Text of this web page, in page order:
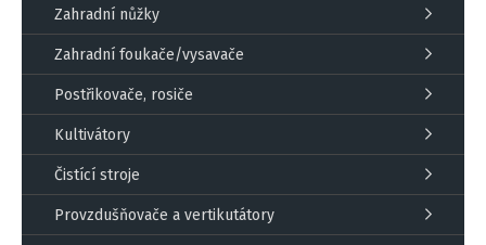
Zahradní nůžky
Zahradní foukače/vysavače
Postřikovače, rosiče
Kultivátory
Čistící stroje
Provzdušňovače a vertikutátory